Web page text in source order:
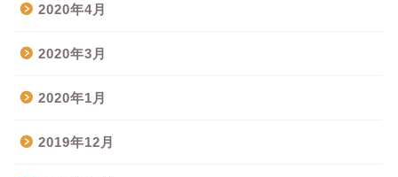
2020年4月
2020年3月
2020年1月
2019年12月